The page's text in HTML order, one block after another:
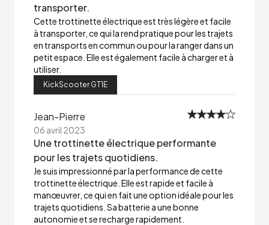
transporter.
Cette trottinette électrique est très légère et facile
à transporter, ce qui la rend pratique pour les trajets
en transports en commun ou pour la ranger dans un
petit espace. Elle est également facile à charger et à
utiliser.
KickScooter GT1E
Jean-Pierre
06 avril 2023
Une trottinette électrique performante
pour les trajets quotidiens.
Je suis impressionné par la performance de cette
trottinette électrique. Elle est rapide et facile à
manœuvrer, ce qui en fait une option idéale pour les
trajets quotidiens. Sa batterie a une bonne
autonomie et se recharge rapidement.